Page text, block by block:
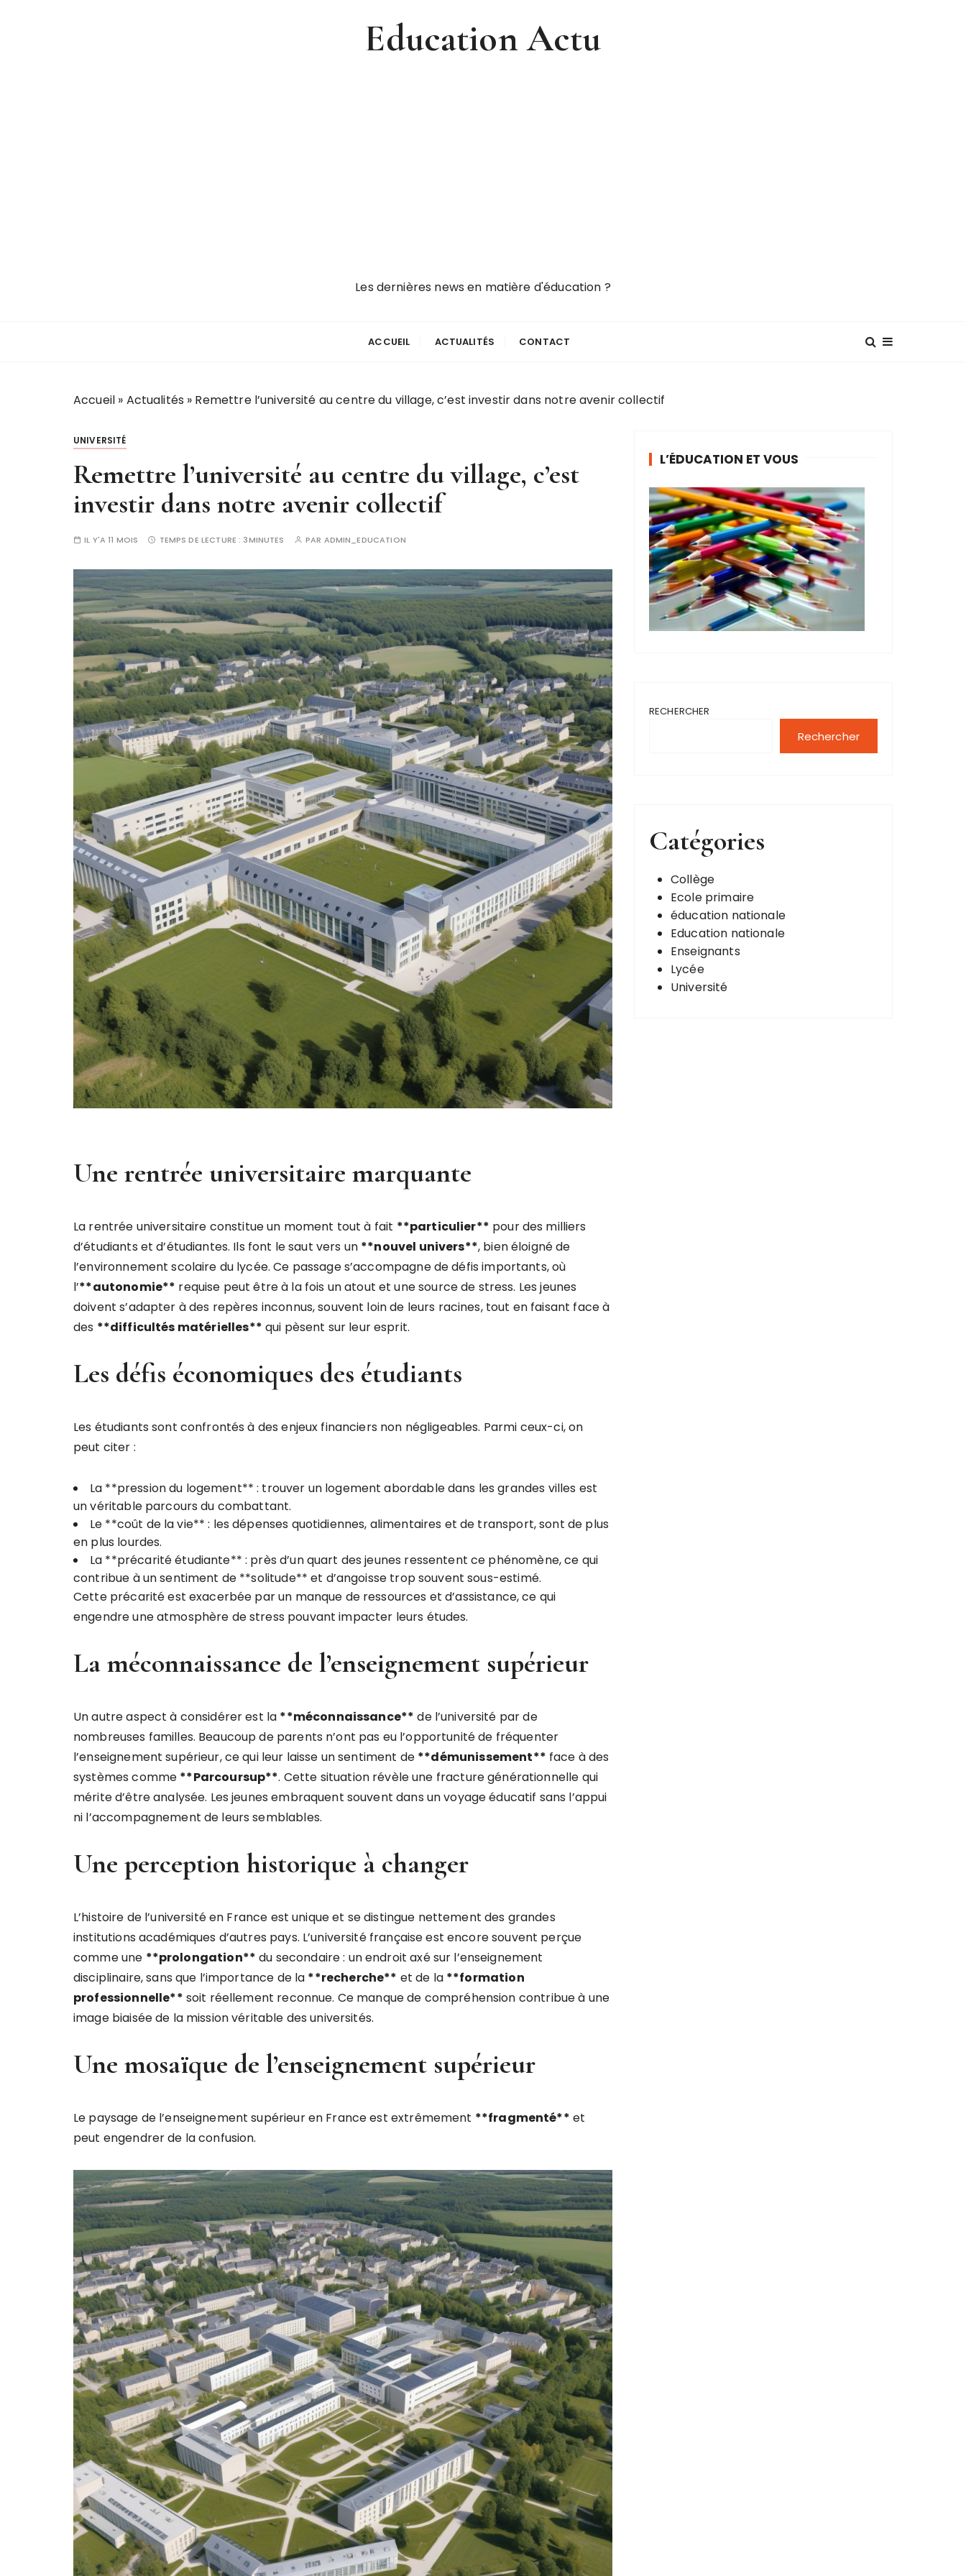
Education Actu
Les dernières news en matière d'éducation ?
ACCUEIL ACTUALITÉS CONTACT
Accueil » Actualités » Remettre l’université au centre du village, c’est investir dans notre avenir collectif
UNIVERSITÉ
Remettre l’université au centre du village, c’est
investir dans notre avenir collectif
IL Y'A 11 MOIS TEMPS DE LECTURE : 3MINUTES PAR ADMIN_EDUCATION
Une rentrée universitaire marquante
La rentrée universitaire constitue un moment tout à fait **particulier** pour des milliers
d’étudiants et d’étudiantes. Ils font le saut vers un **nouvel univers**, bien éloigné de
l’environnement scolaire du lycée. Ce passage s’accompagne de défis importants, où
l’**autonomie** requise peut être à la fois un atout et une source de stress. Les jeunes
doivent s’adapter à des repères inconnus, souvent loin de leurs racines, tout en faisant face à
des **difficultés matérielles** qui pèsent sur leur esprit.
Les défis économiques des étudiants
Les étudiants sont confrontés à des enjeux financiers non négligeables. Parmi ceux-ci, on
peut citer :
La **pression du logement** : trouver un logement abordable dans les grandes villes est
un véritable parcours du combattant.
Le **coût de la vie** : les dépenses quotidiennes, alimentaires et de transport, sont de plus
en plus lourdes.
La **précarité étudiante** : près d’un quart des jeunes ressentent ce phénomène, ce qui
contribue à un sentiment de **solitude** et d’angoisse trop souvent sous-estimé.
Cette précarité est exacerbée par un manque de ressources et d’assistance, ce qui
engendre une atmosphère de stress pouvant impacter leurs études.
La méconnaissance de l’enseignement supérieur
Un autre aspect à considérer est la **méconnaissance** de l’université par de
nombreuses familles. Beaucoup de parents n’ont pas eu l’opportunité de fréquenter
l’enseignement supérieur, ce qui leur laisse un sentiment de **démunissement** face à des
systèmes comme **Parcoursup**. Cette situation révèle une fracture générationnelle qui
mérite d’être analysée. Les jeunes embraquent souvent dans un voyage éducatif sans l’appui
ni l’accompagnement de leurs semblables.
Une perception historique à changer
L’histoire de l’université en France est unique et se distingue nettement des grandes
institutions académiques d’autres pays. L’université française est encore souvent perçue
comme une **prolongation** du secondaire : un endroit axé sur l’enseignement
disciplinaire, sans que l’importance de la **recherche** et de la **formation
professionnelle** soit réellement reconnue. Ce manque de compréhension contribue à une
image biaisée de la mission véritable des universités.
Une mosaïque de l’enseignement supérieur
Le paysage de l’enseignement supérieur en France est extrêmement **fragmenté** et
peut engendrer de la confusion.
L’ÉDUCATION ET VOUS
RECHERCHER
Rechercher
Catégories
Collège
Ecole primaire
éducation nationale
Education nationale
Enseignants
Lycée
Université